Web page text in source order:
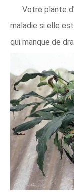
Votre plante
maladie si elle
qui manque de